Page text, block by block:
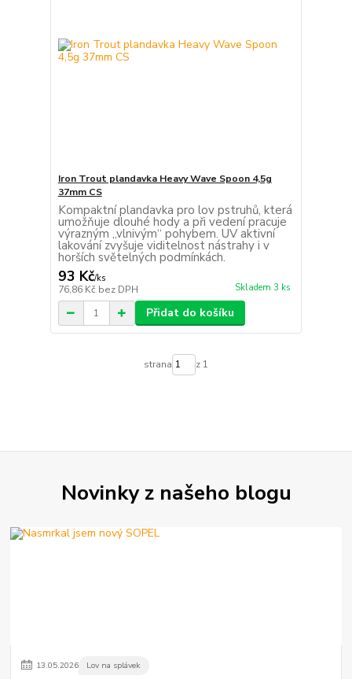
Iron Trout plandavka Heavy Wave Spoon 4,5g
37mm CS
Kompaktní plandavka pro lov pstruhů, která
umožňuje dlouhé hody a při vedení pracuje
výrazným „vlnivým“ pohybem. UV aktivní
lakování zvyšuje viditelnost nástrahy i v
horších světelných podmínkách.
93 Kč/ks
76,86 Kč bez DPH Skladem 3 ks
Přidat do košíku
strana z 1
Novinky z našeho blogu
13.05.2026 Lov na splávek